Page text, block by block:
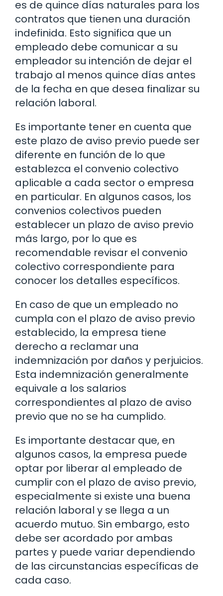
es de quince días naturales para los
contratos que tienen una duración
indefinida. Esto significa que un
empleado debe comunicar a su
empleador su intención de dejar el
trabajo al menos quince días antes
de la fecha en que desea finalizar su
relación laboral.
Es importante tener en cuenta que
este plazo de aviso previo puede ser
diferente en función de lo que
establezca el convenio colectivo
aplicable a cada sector o empresa
en particular. En algunos casos, los
convenios colectivos pueden
establecer un plazo de aviso previo
más largo, por lo que es
recomendable revisar el convenio
colectivo correspondiente para
conocer los detalles específicos.
En caso de que un empleado no
cumpla con el plazo de aviso previo
establecido, la empresa tiene
derecho a reclamar una
indemnización por daños y perjuicios.
Esta indemnización generalmente
equivale a los salarios
correspondientes al plazo de aviso
previo que no se ha cumplido.
Es importante destacar que, en
algunos casos, la empresa puede
optar por liberar al empleado de
cumplir con el plazo de aviso previo,
especialmente si existe una buena
relación laboral y se llega a un
acuerdo mutuo. Sin embargo, esto
debe ser acordado por ambas
partes y puede variar dependiendo
de las circunstancias específicas de
cada caso.